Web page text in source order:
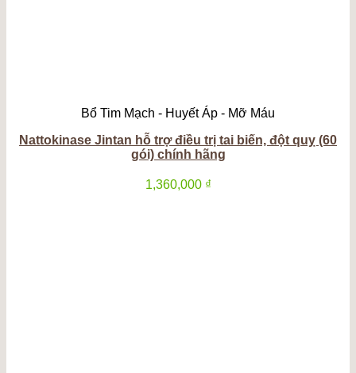
Bổ Tim Mạch - Huyết Áp - Mỡ Máu
Nattokinase Jintan hỗ trợ điều trị tai biến, đột quỵ (60
gói) chính hãng
1,360,000 ₫